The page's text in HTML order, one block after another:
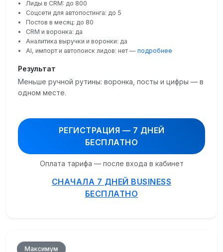
Лиды в CRM: до 800
Соцсети для автопостинга: до 5
Постов в месяц: до 80
CRM и воронка: да
Аналитика выручки и воронки: да
AI, импорт и автопоиск лидов: нет — подробнее
Результат
Меньше ручной рутины: воронка, посты и цифры — в
одном месте.
РЕГИСТРАЦИЯ — 7 ДНЕЙ
БЕСПЛАТНО
Оплата тарифа — после входа в кабинет
СНАЧАЛА 7 ДНЕЙ BUSINESS
БЕСПЛАТНО
Максимум